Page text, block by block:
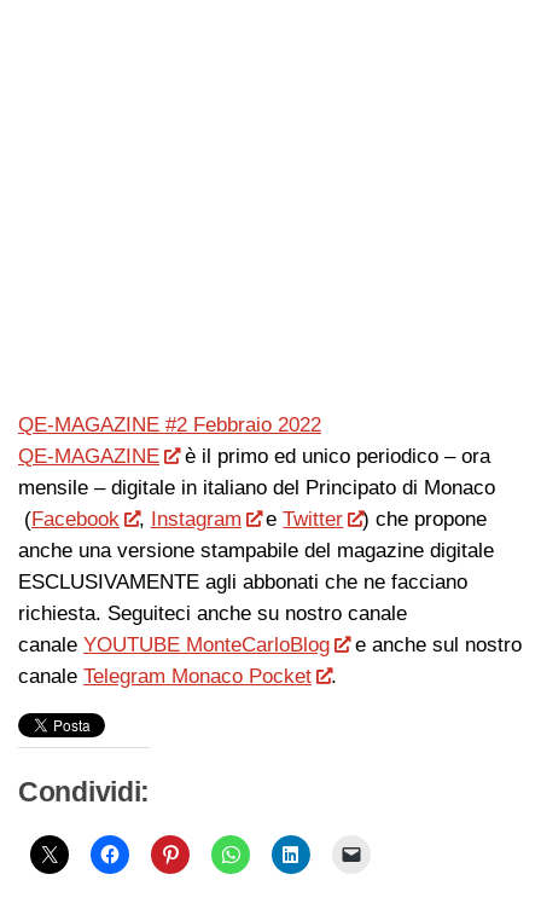
QE-MAGAZINE #2 Febbraio 2022
QE-MAGAZINE
è il primo ed unico periodico – ora
mensile – digitale in italiano del Principato di Monaco
(Facebook , Instagram eTwitter
) che propone
anche una versione stampabile del magazine digitale
ESCLUSIVAMENTE agli abbonati che ne facciano
richiesta. Seguiteci anche su nostro canale
canale YOUTUBE MonteCarloBlog
e anche sul nostro
canale Telegram Monaco Pocket .
Condividi: